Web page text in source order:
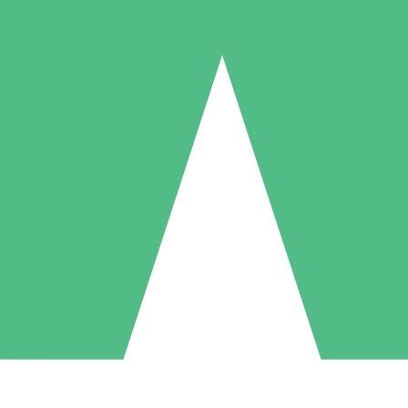
Individuella Kreditpaket
per användning med nedladdningskrediter. Inget månatligt åtagande
5 Nedladdningar
US$